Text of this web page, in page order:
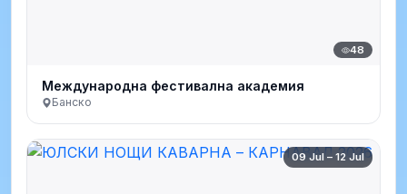
48
Международна фестивална академия
Банско
09 Jul – 12 Jul